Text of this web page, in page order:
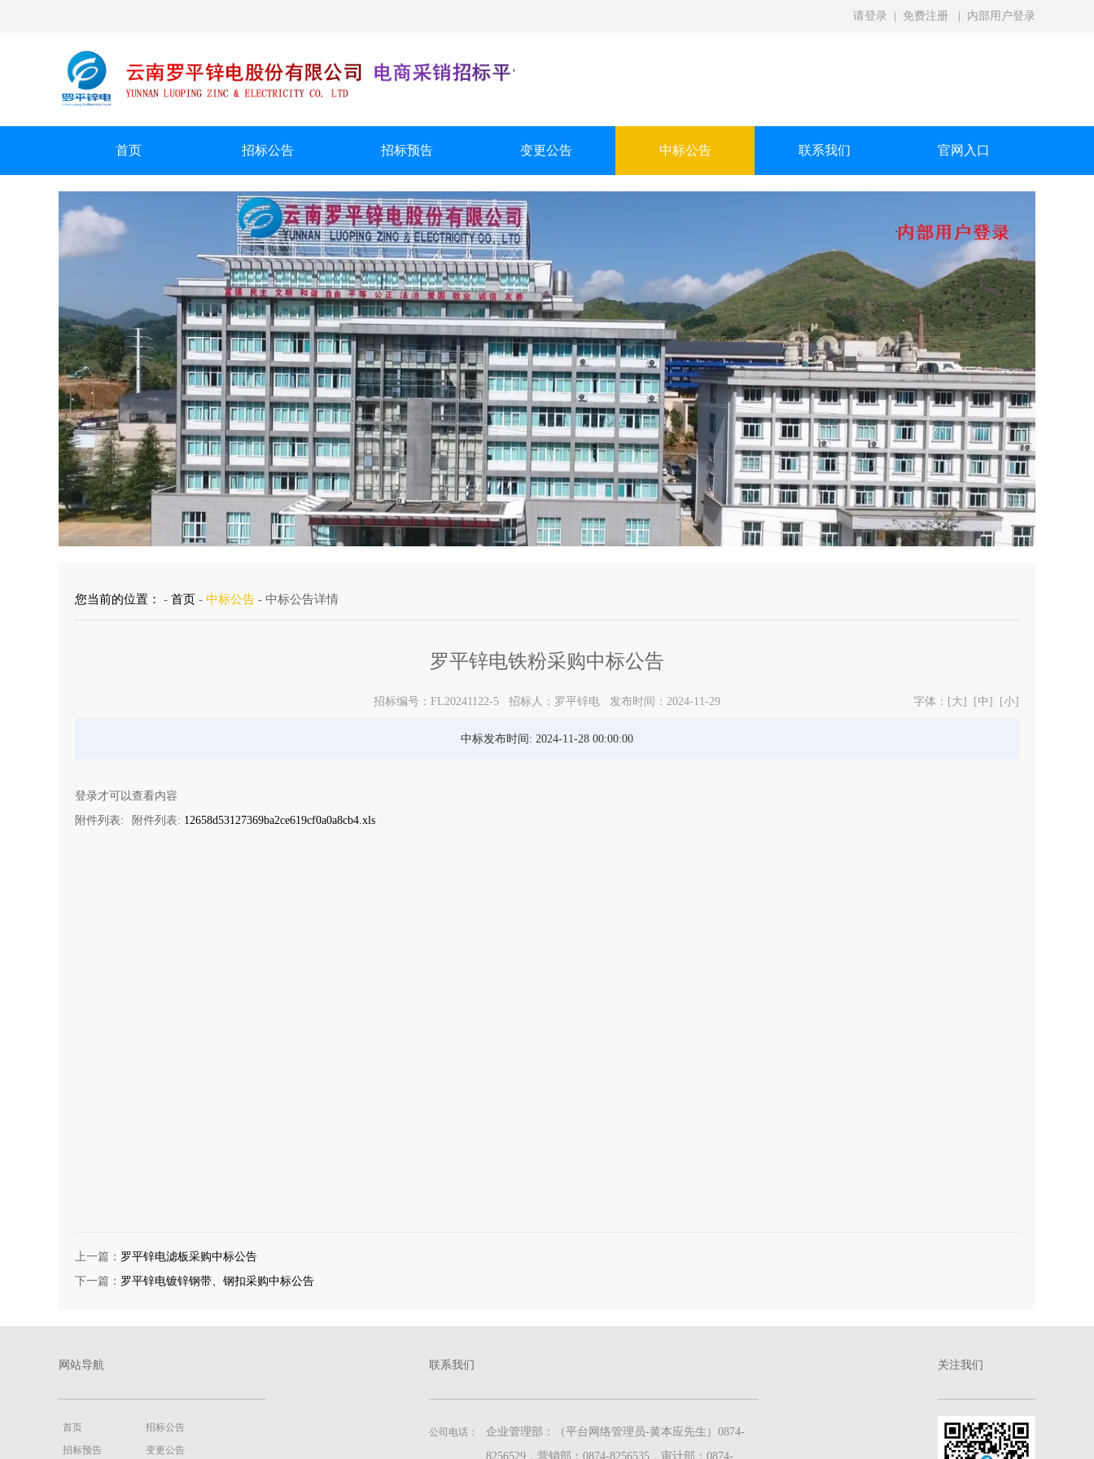
请登录 免费注册 内部用户登录
首页 招标公告 招标预告 变更公告 中标公告 联系我们 官网入口
您当前的位置： - 首页 - 中标公告 - 中标公告详情
罗平锌电铁粉采购中标公告
招标编号：FL20241122-5 招标人：罗平锌电 发布时间：2024-11-29 字体：[大] [中] [小]
中标发布时间: 2024-11-28 00:00:00
登录才可以查看内容
附件列表:
附件列表: 12658d53127369ba2ce619cf0a0a8cb4.xls
上一篇： 罗平锌电滤板采购中标公告
下一篇： 罗平锌电镀锌钢带、钢扣采购中标公告
网站导航
首页
招标公告
招标预告
变更公告
联系我们
公司电话：
企业管理部：（平台网络管理员-黄本应先生）0874-
8256529，营销部：0874-8256535，审计部：0874-
关注我们